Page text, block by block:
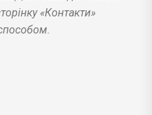
«Контакти»